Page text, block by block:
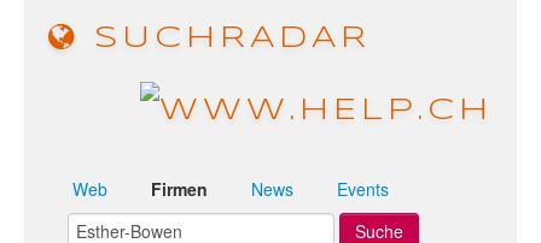
SUCHRADAR
Web Firmen News Events